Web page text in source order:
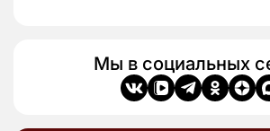
Мы в социальных